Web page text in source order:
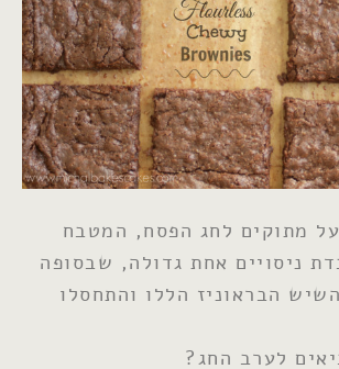
מתוקים לחג הפסח, המטבח
ניסויים אחת גדולה, שבסופה
הבראוניז הללו והתחסלו
לערב החג?